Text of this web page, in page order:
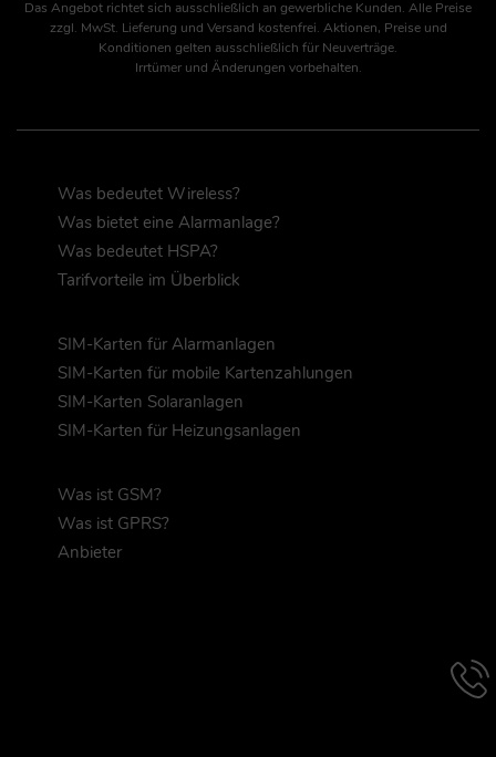
Das Angebot richtet sich ausschließlich an gewerbliche Kunden. Alle Preise
zzgl. MwSt. Lieferung und Versand kostenfrei. Aktionen, Preise und
Konditionen gelten ausschließlich für Neuverträge.
Irrtümer und Änderungen vorbehalten.
Was bedeutet Wireless?
Was bietet eine Alarmanlage?
Was bedeutet HSPA?
Tarifvorteile im Überblick
SIM-Karten für Alarmanlagen
SIM-Karten für mobile Kartenzahlungen
SIM-Karten Solaranlagen
SIM-Karten für Heizungsanlagen
Was ist GSM?
Was ist GPRS?
Anbieter